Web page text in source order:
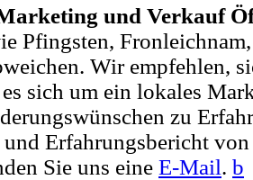
und Verkauf
Pfingsten,
Wir empfehlen,
sich um ein lokales
zu
und Erfahrungsbericht
Sie uns eine E-Mail. b